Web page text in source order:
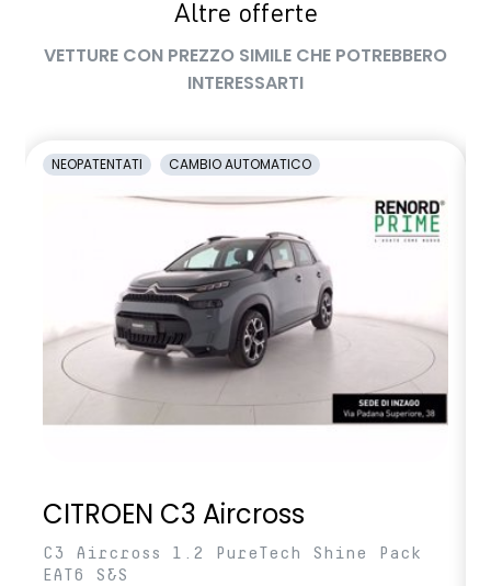
Altre offerte
VETTURE CON PREZZO SIMILE CHE POTREBBERO
INTERESSARTI
NEOPATENTATI CAMBIO AUTOMATICO
CITROEN C3 Aircross
C3 Aircross 1.2 PureTech Shine Pack
EAT6 S&S